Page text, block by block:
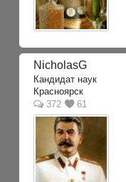
NicholasG
Кандидат наук
Красноярск
372
61